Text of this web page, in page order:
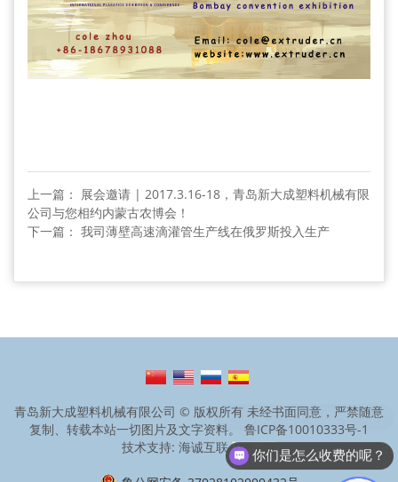
上一篇： 展会邀请 | 2017.3.16-18，青岛新大成塑料机械有限
公司与您相约内蒙古农博会！
下一篇： 我司薄壁高速滴灌管生产线在俄罗斯投入生产
青岛新大成塑料机械有限公司 © 版权所有 未经书面同意，严禁随意
复制、转载本站一切图片及文字资料。 鲁ICP备10010333号-1
技术支持: 海诚互联
可以介绍下你们的产品么？
你们是怎么收费的呢？